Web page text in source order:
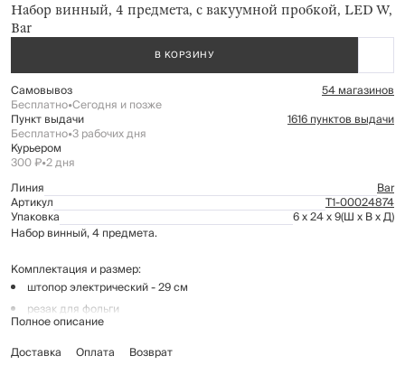
Набор винный, 4 предмета, с вакуумной пробкой, LED W,
Bar
В КОРЗИНУ
Самовывоз 54 магазинов
Бесплатно•Сегодня и позже
Пункт выдачи 1616 пунктов выдачи
Бесплатно•3 рабочих дня
Курьером
300 ₽•2 дня
Линия
Bar
Артикул Т1-00024874
Упаковка 6 x 24 x 9(Ш x В x Д)
Набор винный, 4 предмета.
Комплектация и размер:
штопор электрический - 29 см
резак для фольги
вакуумная пробка для винной бутылки - 9 см.
Полное описание
Доставка
Оплата Возврат